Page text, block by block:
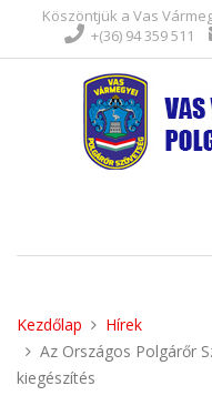
Köszöntjük a Vas
+(36) 94 359 511
Kezdőlap
Hírek
Az Országos Polgárőr
kiegészítés